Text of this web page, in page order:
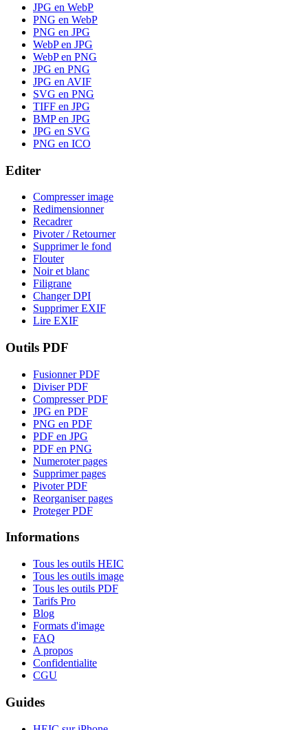
JPG en WebP
PNG en WebP
PNG en JPG
WebP en JPG
WebP en PNG
JPG en PNG
JPG en AVIF
SVG en PNG
TIFF en JPG
BMP en JPG
JPG en SVG
PNG en ICO
Editer
Compresser image
Redimensionner
Recadrer
Pivoter / Retourner
Supprimer le fond
Flouter
Noir et blanc
Filigrane
Changer DPI
Supprimer EXIF
Lire EXIF
Outils PDF
Fusionner PDF
Diviser PDF
Compresser PDF
JPG en PDF
PNG en PDF
PDF en JPG
PDF en PNG
Numeroter pages
Supprimer pages
Pivoter PDF
Reorganiser pages
Proteger PDF
Informations
Tous les outils HEIC
Tous les outils image
Tous les outils PDF
Tarifs Pro
Blog
Formats d'image
FAQ
A propos
Confidentialite
CGU
Guides